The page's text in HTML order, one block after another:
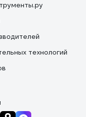
технологий